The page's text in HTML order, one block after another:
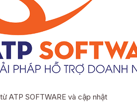
ATP SOFTWARE và cập nhật